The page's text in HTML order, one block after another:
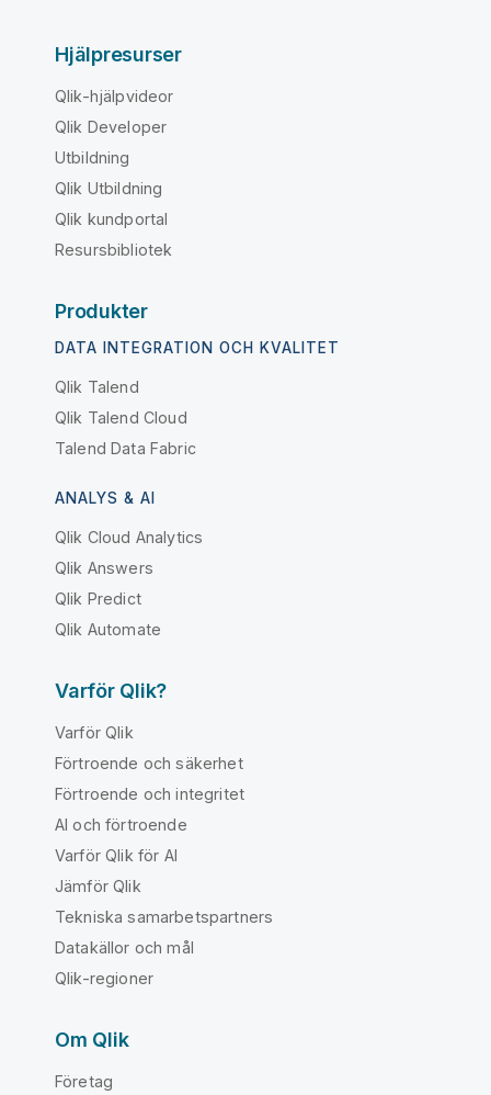
Hjälpresurser
Qlik-hjälpvideor
Qlik Developer
Utbildning
Qlik Utbildning
Qlik kundportal
Resursbibliotek
Produkter
DATA INTEGRATION OCH KVALITET
Qlik Talend
Qlik Talend Cloud
Talend Data Fabric
ANALYS & AI
Qlik Cloud Analytics
Qlik Answers
Qlik Predict
Qlik Automate
Varför Qlik?
Varför Qlik
Förtroende och säkerhet
Förtroende och integritet
AI och förtroende
Varför Qlik för AI
Jämför Qlik
Tekniska samarbetspartners
Datakällor och mål
Qlik-regioner
Om Qlik
Företag